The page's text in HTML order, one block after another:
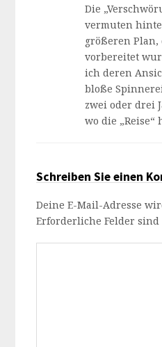
Die
vermuten
größeren
vorbereitet
ich deren
bloße
zwei oder drei
wo die „Reise“
Schreiben Sie einen
Deine E-Mail-Adresse
Erforderliche Felder